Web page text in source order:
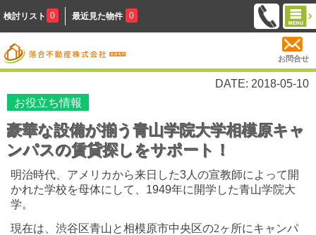
検討リスト 0 最近見た物件 0
お問合せ
DATE: 2018-05-10
お役立ち情報
豪華な設備が揃う青山学院大学相模原キャ
ンパスの賃貸探しをサポート！
明治時代、アメリカから来日した3 人の宣教師によって開
かれた学校を母体にして、 1949年に開学した青山学院大
学。
現在は、渋谷区青山と相模原市中央区の2ヶ所にキャンパ